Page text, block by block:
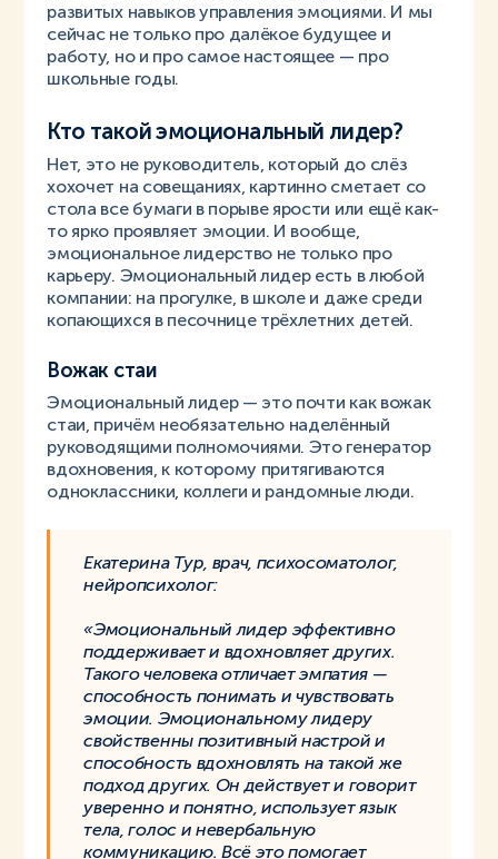
развитых навыков управления эмоциями. И мы
сейчас не только про далёкое будущее и
работу, но и про самое настоящее — про
школьные годы.
Кто такой эмоциональный лидер?
Нет, это не руководитель, который до слёз
хохочет на совещаниях, картинно сметает со
стола все бумаги в порыве ярости или ещё как-
то ярко проявляет эмоции. И вообще,
эмоциональное лидерство не только про
карьеру. Эмоциональный лидер есть в любой
компании: на прогулке, в школе и даже среди
копающихся в песочнице трёхлетних детей.
Вожак стаи
Эмоциональный лидер — это почти как вожак
стаи, причём необязательно наделённый
руководящими полномочиями. Это генератор
вдохновения, к которому притягиваются
одноклассники, коллеги и рандомные люди.
Екатерина Тур, врач, психосоматолог,
нейропсихолог:
«Эмоциональный лидер эффективно
поддерживает и вдохновляет других.
Такого человека отличает эмпатия —
способность понимать и чувствовать
эмоции. Эмоциональному лидеру
свойственны позитивный настрой и
способность вдохновлять на такой же
подход других. Он действует и говорит
уверенно и понятно, использует язык
тела, голос и невербальную
коммуникацию. Всё это помогает